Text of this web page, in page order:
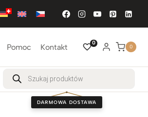
Pomoc Kontakt 0
0
Wyszukiwarka
produktów
DARMOWA DOSTAWA